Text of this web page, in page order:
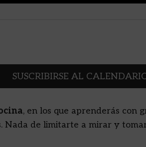
SUSCRIBIRSE AL
, en los que aprenderás con
Nada de limitarte a mirar y